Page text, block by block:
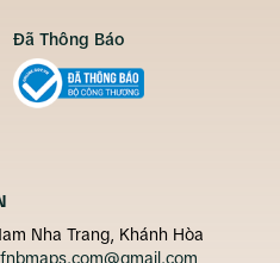
Nha Trang, Khánh Hòa
fnbmaps.com@gmail.com
Đã Thông Báo